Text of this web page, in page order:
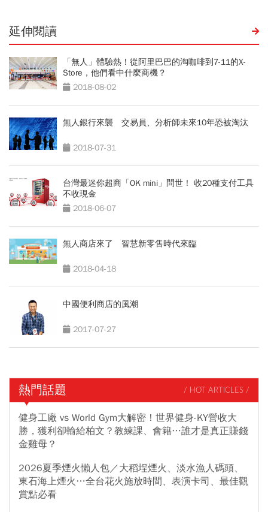
延伸閱讀
「無人」體驗熱！從阿里巴巴的淘咖啡到7-11的X-
Store，他們看中什麼商機？
2018-08-02
無人銀行來襲 交易員、分析師未來10年恐被淘汰
2018-07-31
台灣最迷你超商「OK mini」問世！ 收20種支付工具
不收現金
2018-06-07
無人商店來了 智慧新零售時代來臨
2018-04-18
中國便利商店的風潮
2017-07-27
熱門話題 / HOT ARTICLES /
健身工廠 vs World Gym大解密！世界健身-KY營收大
勝，獲利卻輸給柏文？教練課、會籍…誰才是真正賺錢
金雞母？
2026夏季煙火懶人包／大稻埕煙火、淡水漁人碼頭、
東石海上煙火…全台花火施放時間、表演卡司、最佳觀
賞點必看